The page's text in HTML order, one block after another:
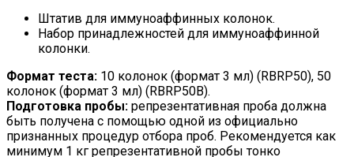
Штатив для иммуноаффинных колонок.
Набор принадлежностей для иммуноаффинной
колонки.
Формат теста: 10 колонок (формат 3 мл) (RBRP50), 50
колонок (формат 3 мл) (RBRP50B).
Подготовка пробы: репрезентативная проба должна
быть получена с помощью одной из официально
признанных процедур отбора проб. Рекомендуется как
минимум 1 кг репрезентативной пробы тонко